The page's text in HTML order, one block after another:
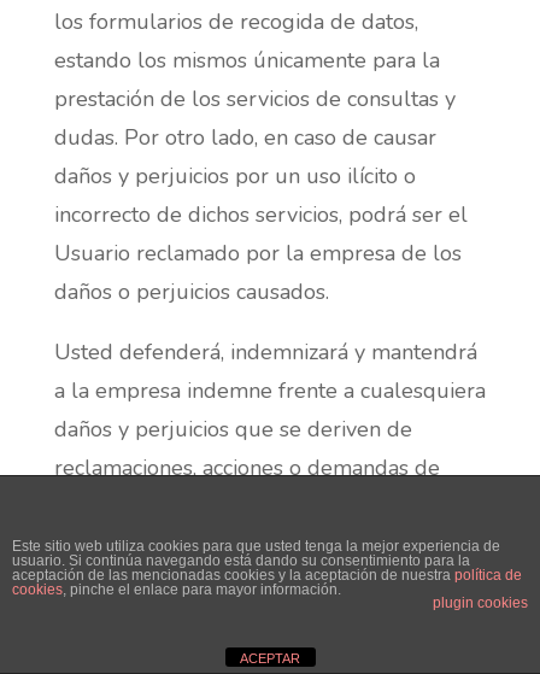
los formularios de recogida de datos,
estando los mismos únicamente para la
prestación de los servicios de consultas y
dudas. Por otro lado, en caso de causar
daños y perjuicios por un uso ilícito o
incorrecto de dichos servicios, podrá ser el
Usuario reclamado por la empresa de los
daños o perjuicios causados.
Usted defenderá, indemnizará y mantendrá
a la empresa indemne frente a cualesquiera
daños y perjuicios que se deriven de
reclamaciones, acciones o demandas de
uso del Sitio Web. Asimismo, usted se
obliga a indemnizar a CAPRI LA VICTORIA,
que se deriven del uso por su parte de
Este sitio web utiliza cookies para que usted tenga la mejor experiencia de
usuario. Si continúa navegando está dando su consentimiento para la
aceptación de las mencionadas cookies y la aceptación de nuestra política de
cookies, pinche el enlace para mayor información.
plugin cookies
ACEPTAR